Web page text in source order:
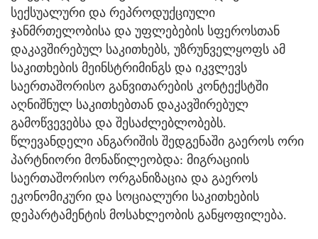
სექსუალური და რეპროდუქციული
ჯანმრთელობისა და უფლებების სფეროსთან
დაკავშირებულ საკითხებს, უზრუნველყოფს ამ
საკითხების მეინსტრიმინგს და იკვლევს
საერთაშორისო განვითარების კონტექსტში
აღნიშნულ საკითხებთან დაკავშირებულ
გამოწვევებსა და შესაძლებლობებს.
წლევანდელი ანგარიშის შედგენაში გაეროს ორი
პარტნიორი მონაწილეობდა: მიგრაციის
საერთაშორისო ორგანიზაცია და გაეროს
ეკონომიკური და სოციალური საკითხების
დეპარტამენტის მოსახლეობის განყოფილება.